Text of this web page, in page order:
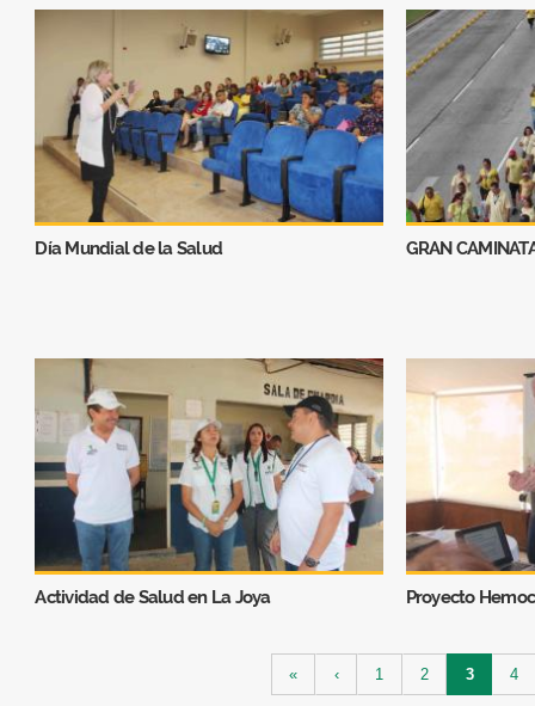
Día Mundial de la Salud GRAN
Actividad de Salud en La Joya Proyecto
« ‹ 1 2 3 4